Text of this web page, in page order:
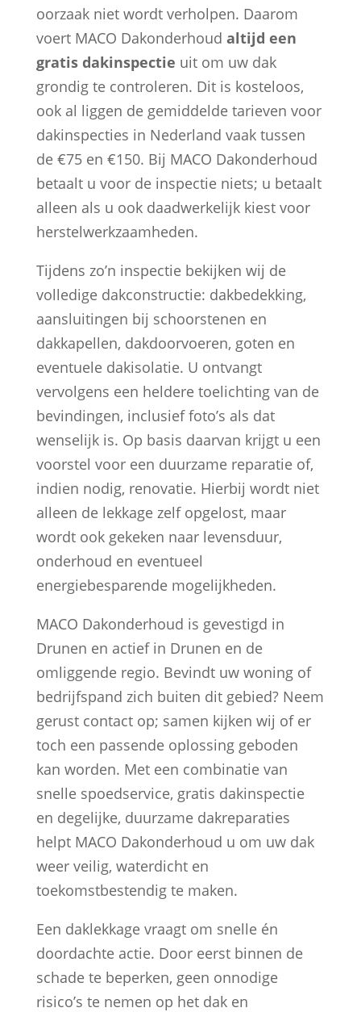
oorzaak niet wordt verholpen. Daarom
voert MACO Dakonderhoud altijd een
gratis dakinspectie uit om uw dak
grondig te controleren. Dit is kosteloos,
ook al liggen de gemiddelde tarieven voor
dakinspecties in Nederland vaak tussen
de €75 en €150. Bij MACO Dakonderhoud
betaalt u voor de inspectie niets; u betaalt
alleen als u ook daadwerkelijk kiest voor
herstelwerkzaamheden.
Tijdens zo’n inspectie bekijken wij de
volledige dakconstructie: dakbedekking,
aansluitingen bij schoorstenen en
dakkapellen, dakdoorvoeren, goten en
eventuele dakisolatie. U ontvangt
vervolgens een heldere toelichting van de
bevindingen, inclusief foto’s als dat
wenselijk is. Op basis daarvan krijgt u een
voorstel voor een duurzame reparatie of,
indien nodig, renovatie. Hierbij wordt niet
alleen de lekkage zelf opgelost, maar
wordt ook gekeken naar levensduur,
onderhoud en eventueel
energiebesparende mogelijkheden.
MACO Dakonderhoud is gevestigd in
Drunen en actief in Drunen en de
omliggende regio. Bevindt uw woning of
bedrijfspand zich buiten dit gebied? Neem
gerust contact op; samen kijken wij of er
toch een passende oplossing geboden
kan worden. Met een combinatie van
snelle spoedservice, gratis dakinspectie
en degelijke, duurzame dakreparaties
helpt MACO Dakonderhoud u om uw dak
weer veilig, waterdicht en
toekomstbestendig te maken.
Een daklekkage vraagt om snelle én
doordachte actie. Door eerst binnen de
schade te beperken, geen onnodige
risico’s te nemen op het dak en